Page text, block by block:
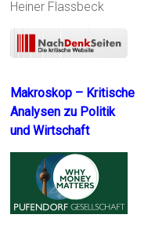
Heiner Flassbeck
Makroskop – Kritische
Analysen zu Politik
und Wirtschaft